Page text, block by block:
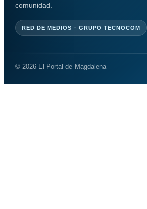
comunidad.
RED DE MEDIOS · GRUPO TECNOCOM
© 2026 El Portal de Magdalena